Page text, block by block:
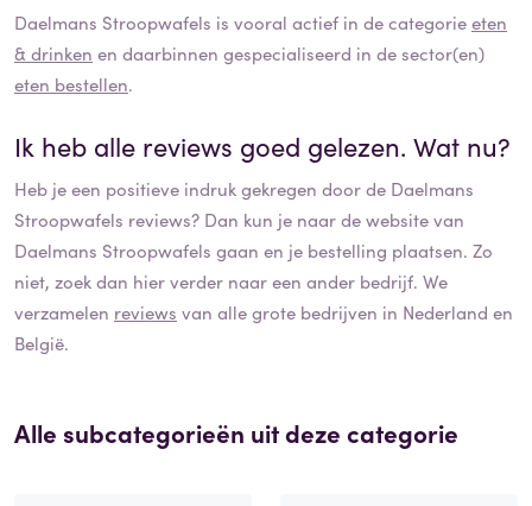
Daelmans Stroopwafels is vooral actief in de categorieeten
& drinken en daarbinnen gespecialiseerd in de sector(en)
eten bestellen.
Ik heb alle reviews goed gelezen. Wat nu?
Heb je een positieve indruk gekregen door de Daelmans
Stroopwafels reviews? Dan kun je naar de website van
Daelmans Stroopwafels gaan en je bestelling plaatsen. Zo
niet, zoek dan hier verder naar een ander bedrijf. We
verzamelen reviews van alle grote bedrijven in Nederland en
België.
Alle subcategorieën uit deze categorie